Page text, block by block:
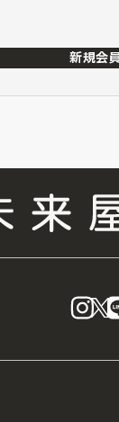
新規会
X